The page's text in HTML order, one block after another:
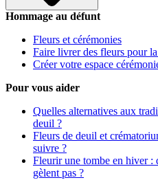
Hommage au défunt
Fleurs et cérémonies
Faire livrer des fleurs pour
Créer votre espace
Pour vous aider
Quelles alternatives aux
deuil ?
Fleurs de deuil et
suivre ?
Fleurir une tombe en hiver :
gèlent pas ?